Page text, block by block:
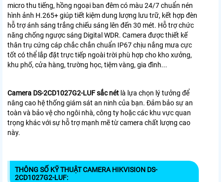
micro thu tiếng, hồng ngoại ban đêm có màu 24/7 chuẩn nén
hình ảnh H.265+ giúp tiết kiệm dung lượng lưu trữ, kết hợp đèn
hỗ trợ ánh sáng trắng chiếu sáng lên đến 30 mét. Hỗ trợ chức
năng chống ngược sáng Digital WDR. Camera được thiết kế
thân trụ cứng cáp chắc chắn chuẩn IP67 chịu nắng mưa cực
tốt có thể lắp đặt trực tiếp ngoài trời phù hợp cho kho xưởng,
khu phố, cửa hàng, trường học, tiệm vàng, gia đình...
Camera DS-2CD1027G2-LUF sắc nét là lựa chọn lý tưởng để
nâng cao hệ thống giám sát an ninh của bạn. Đảm bảo sự an
toàn và bảo vệ cho ngôi nhà, công ty hoặc các khu vực quan
trọng khác với sự hỗ trợ mạnh mẽ từ camera chất lượng cao
này.
THÔNG SỐ KỸ THUẬT CAMERA HIKVISION DS-
2CD1027G2-LUF: